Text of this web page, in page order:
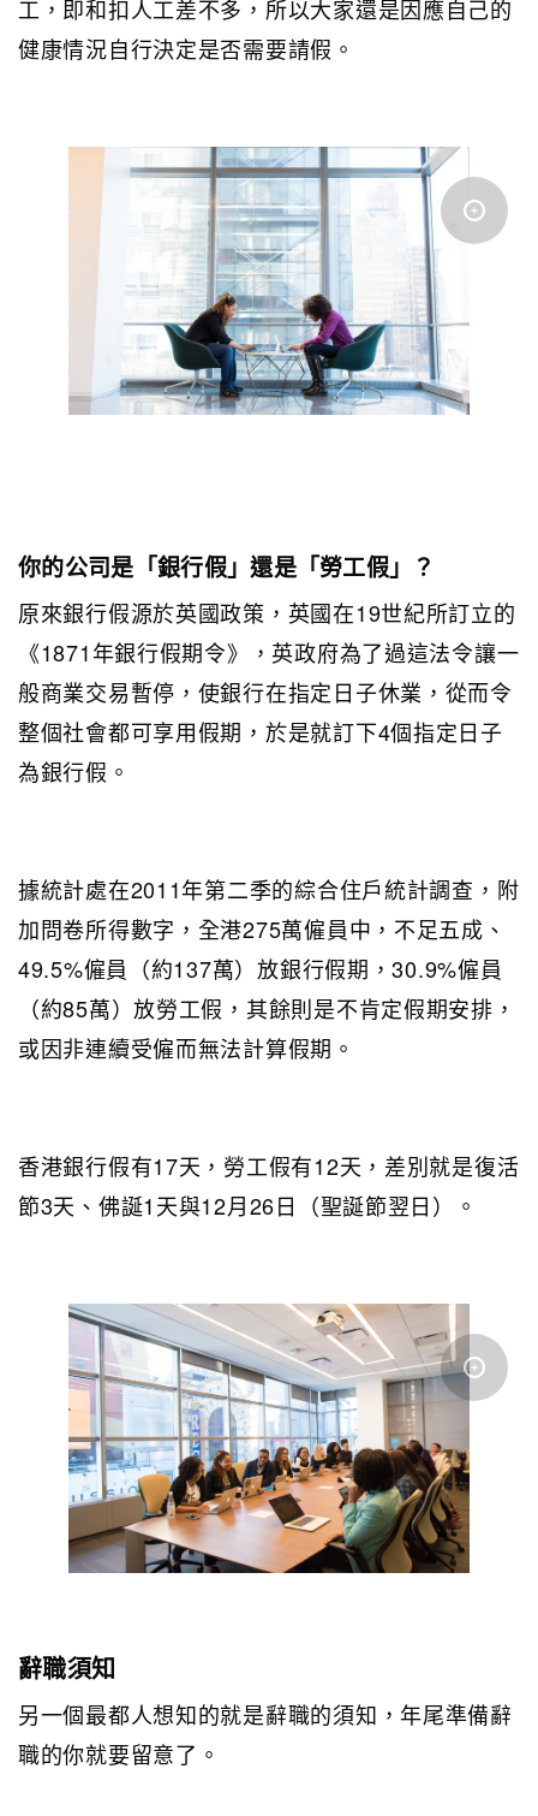
工，即和扣人工差不多，所以大家還是因應自己的
健康情況自行決定是否需要請假。
你的公司是「銀行假」還是「勞工假」？
原來銀行假源於英國政策，英國在19世紀所訂立的
《1871年銀行假期令》，英政府為了過這法令讓一
般商業交易暫停，使銀行在指定日子休業，從而令
整個社會都可享用假期，於是就訂下4個指定日子
為銀行假。
據統計處在2011年第二季的綜合住戶統計調查，附
加問卷所得數字，全港275萬僱員中，不足五成、
49.5%僱員（約137萬）放銀行假期，30.9%僱員
（約85萬）放勞工假，其餘則是不肯定假期安排，
或因非連續受僱而無法計算假期。
香港銀行假有17天，勞工假有12天，差別就是復活
節3天、佛誕1天與12月26日（聖誕節翌日）。
辭職須知
另一個最都人想知的就是辭職的須知，年尾準備辭
職的你就要留意了。